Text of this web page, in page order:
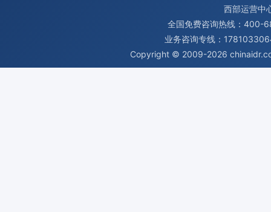
西部运营中
全国免费咨询热线：400-
业务咨询专线：
Copyright © 2009-2026